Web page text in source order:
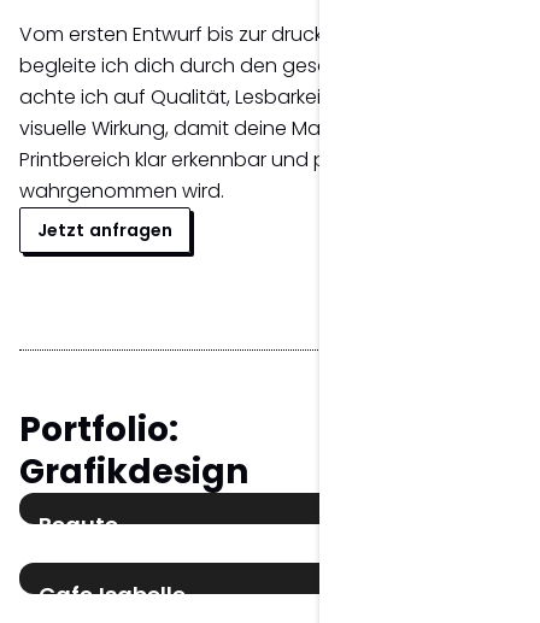
Vom ersten Entwurf bis zur druckfertigen Umsetzung
begleite ich dich durch den gesamten Prozess. Dabei
achte ich auf Qualität, Lesbarkeit und eine starke
visuelle Wirkung, damit deine Marke auch im
Printbereich klar erkennbar und professionell
wahrgenommen wird.
Jetzt anfragen
Portfolio:
Grafikdesign
Beaute
Cafe Isabelle